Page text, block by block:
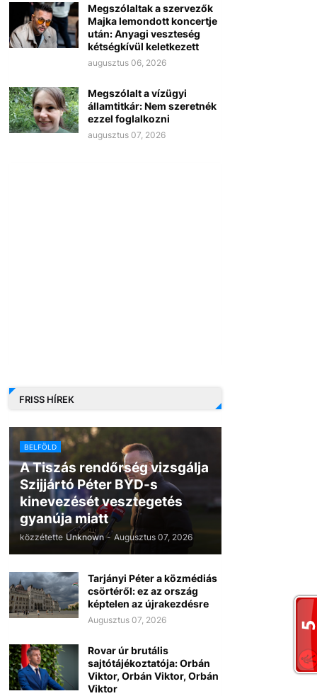
Megszólaltak a szervezők
Majka lemondott koncertje
után: Anyagi veszteség
kétségkívül keletkezett
augusztus 06, 2026
Megszólalt a vízügyi
államtitkár: Nem szeretnék
ezzel foglalkozni
augusztus 07, 2026
FRISS HÍREK
BELFÖLD
A Tiszás rendőrség vizsgálja
Szijjártó Péter BYD-s
kinevezését vesztegetés
gyanúja miatt
közzétette Unknown - Augusztus 07, 2026
Tarjányi Péter a közmédiás
csörtéről: ez az ország
képtelen az újrakezdésre
Augusztus 07, 2026
Rovar úr brutális
sajtótájékoztatója: Orbán
Viktor, Orbán Viktor, Orbán
Viktor